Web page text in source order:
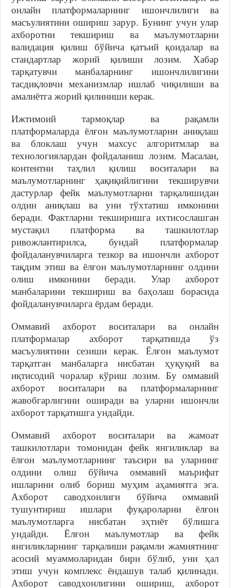
онлайн платформаларнинг ишончлилиги ва
масъулиятини ошириш зарур. Бунинг учун улар
ахборотни текшириш ва маълумотларни
валидация қилиш бўйича қатъий қоидалар ва
стандартлар жорий қилиши лозим. Хабар
тарқатувчи манбаларнинг ишончлилигини
тасдиқловчи механизмлар ишлаб чиқилиши ва
амалиётга жорий қилиниши керак.
Ижтимоий тармоқлар ва рақамли
платформаларда ёлғон маълумотларни аниқлаш
ва блоклаш учун махсус алгоритмлар ва
технологиялардан фойдаланиш лозим. Масалан,
контентни таҳлил қилиш воситалари ва
маълумотларнинг ҳақиқийлигини текширувчи
дастурлар фейк маълумотларни тарқалишидан
олдин аниқлаш ва уни тўхтатиш имконини
беради. Фактларни текширишга ихтисослашган
мустақил платформа ва ташкилотлар
ривожлантирилса, бундай платформалар
фойдаланувчиларга тезкор ва ишончли ахборот
тақдим этиш ва ёлғон маълумотларнинг олдини
олиш имконини беради. Улар ахборот
манбаларини текшириш ва баҳолаш борасида
фойдаланувчиларга ёрдам беради.
Оммавий ахборот воситалари ва онлайн
платформалар ахборот тарқатишда ўз
масъулиятини сезиши керак. Ёлғон маълумот
тарқатган манбаларга нисбатан ҳуқуқий ва
иқтисодий чоралар кўриш лозим. Бу оммавий
ахборот воситалари ва платформаларнинг
жавобгарлигини оширади ва уларни ишончли
ахборот тарқатишга ундайди.
Оммавий ахборот воситалари ва жамоат
ташкилотлари томонидан фейк янгиликлар ва
ёлғон маълумотларнинг таъсири ва уларнинг
олдини олиш бўйича оммавий маърифат
ишларини олиб бориш муҳим аҳамиятга эга.
Ахборот саводхонлиги бўйича оммавий
тушунтириш ишлари фуқароларни ёлғон
маълумотларга нисбатан эҳтиёт бўлишга
ундайди. Ёлғон маълумотлар ва фейк
янгиликларнинг тарқалиши рақамли жамиятнинг
асосий муаммоларидан бири бўлиб, уни ҳал
этиш учун комплекс ёндашув талаб қилинади.
Ахборот саводхонлигини ошириш, ахборот